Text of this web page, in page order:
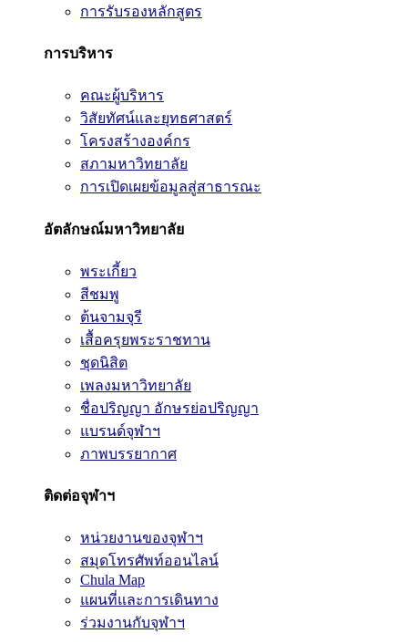
การรับรองหลักสูตร
การบริหาร
คณะผู้บริหาร
วิสัยทัศน์และยุทธศาสตร์
โครงสร้างองค์กร
สภามหาวิทยาลัย
การเปิดเผยข้อมูลสู่สาธารณะ
อัตลักษณ์มหาวิทยาลัย
พระเกี้ยว
สีชมพู
ต้นจามจุรี
เสื้อครุยพระราชทาน
ชุดนิสิต
เพลงมหาวิทยาลัย
ชื่อปริญญา อักษรย่อปริญญา
แบรนด์จุฬาฯ
ภาพบรรยากาศ
ติดต่อจุฬาฯ
หน่วยงานของจุฬาฯ
สมุดโทรศัพท์ออนไลน์
Chula Map
แผนที่และการเดินทาง
ร่วมงานกับจุฬาฯ